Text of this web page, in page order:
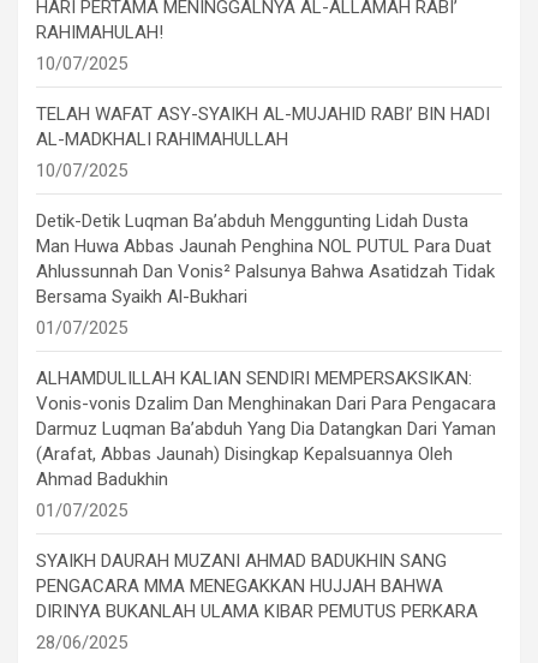
HARI PERTAMA MENINGGALNYA AL-ALLAMAH RABI’
RAHIMAHULAH!
10/07/2025
TELAH WAFAT ASY-SYAIKH AL-MUJAHID RABI’ BIN HADI
AL-MADKHALI RAHIMAHULLAH
10/07/2025
Detik-Detik Luqman Ba’abduh Menggunting Lidah Dusta
Man Huwa Abbas Jaunah Penghina NOL PUTUL Para Duat
Ahlussunnah Dan Vonis² Palsunya Bahwa Asatidzah Tidak
Bersama Syaikh Al-Bukhari
01/07/2025
ALHAMDULILLAH KALIAN SENDIRI MEMPERSAKSIKAN:
Vonis-vonis Dzalim Dan Menghinakan Dari Para Pengacara
Darmuz Luqman Ba’abduh Yang Dia Datangkan Dari Yaman
(Arafat, Abbas Jaunah) Disingkap Kepalsuannya Oleh
Ahmad Badukhin
01/07/2025
SYAIKH DAURAH MUZANI AHMAD BADUKHIN SANG
PENGACARA MMA MENEGAKKAN HUJJAH BAHWA
DIRINYA BUKANLAH ULAMA KIBAR PEMUTUS PERKARA
28/06/2025